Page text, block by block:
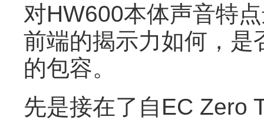
对HW600本体声音特
前端的揭示力如何，是
的包容。
先是接在了自EC Zero